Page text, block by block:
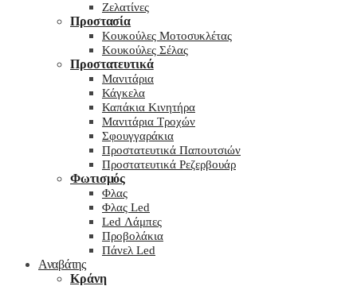
Ζελατίνες
Προστασία
Κουκούλες Μοτοσυκλέτας
Κουκούλες Σέλας
Προστατευτικά
Μανιτάρια
Κάγκελα
Καπάκια Κινητήρα
Μανιτάρια Τροχών
Σφουγγαράκια
Προστατευτικά Παπουτσιών
Προστατευτικά Ρεζερβουάρ
Φωτισμός
Φλας
Φλας Led
Led Λάμπες
Προβολάκια
Πάνελ Led
Αναβάτης
Κράνη